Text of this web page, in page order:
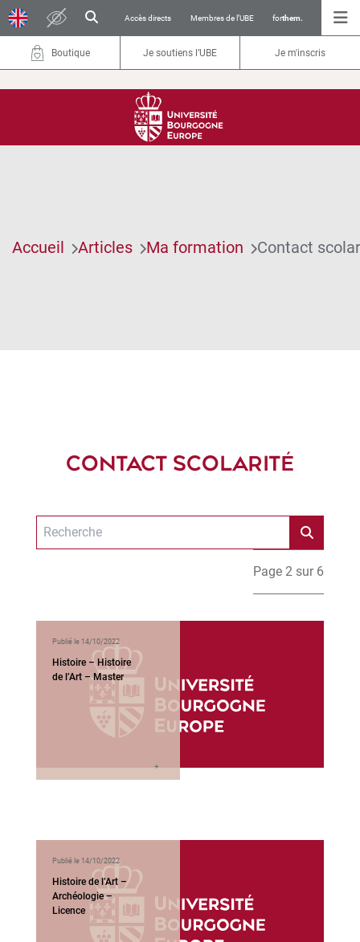
Accès directs Membres de l’UBE forthem.
Boutique Je soutiens l’UBE Je m'inscris
Accueil Articles Ma formation Contact
CONTACT SCOLARITÉ
Page 2 sur 6
Publié le 14/10/2022
Histoire – Histoire
de l’Art – Master
Publié le 14/10/2022
Histoire de l’Art –
Archéologie –
Licence